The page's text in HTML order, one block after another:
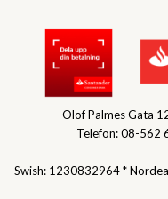
Olof Palmes Gata
Telefon: 08-562
Swish: 1230832964 *